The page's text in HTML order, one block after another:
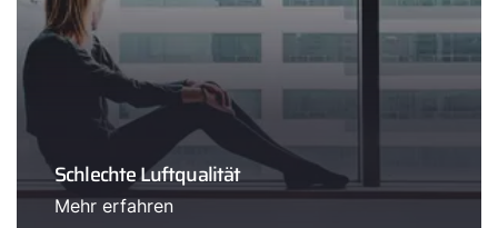
Schlechte Luftqualität
Mehr erfahren